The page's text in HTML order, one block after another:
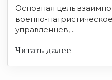
Основная цель
военно-
управленцев, ...
Читать далее